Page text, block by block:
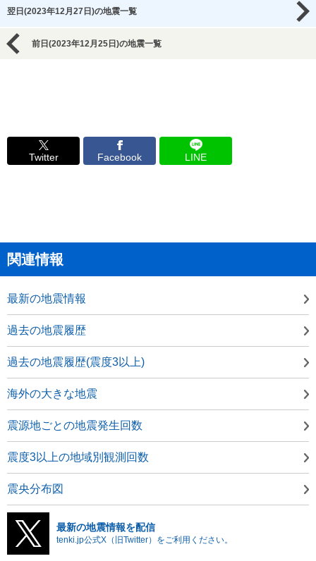
翌日(2023年12月27日)の地震一覧
前日(2023年12月25日)の地震一覧
Twitter Facebook LINE
関連情報
最新の地震情報
過去の地震履歴
過去の地震履歴(震度3以上)
海外の大きな地震
震源地ごとの地震発生回数
震度3以上の地域別観測回数
震央分布図
最新の地震情報を配信
tenki.jp公式X（旧Twitter）をご利用ください。